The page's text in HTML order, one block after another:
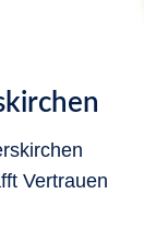
Vertrauen